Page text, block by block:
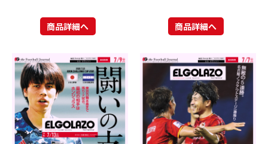
商品詳細へ 商品詳細へ